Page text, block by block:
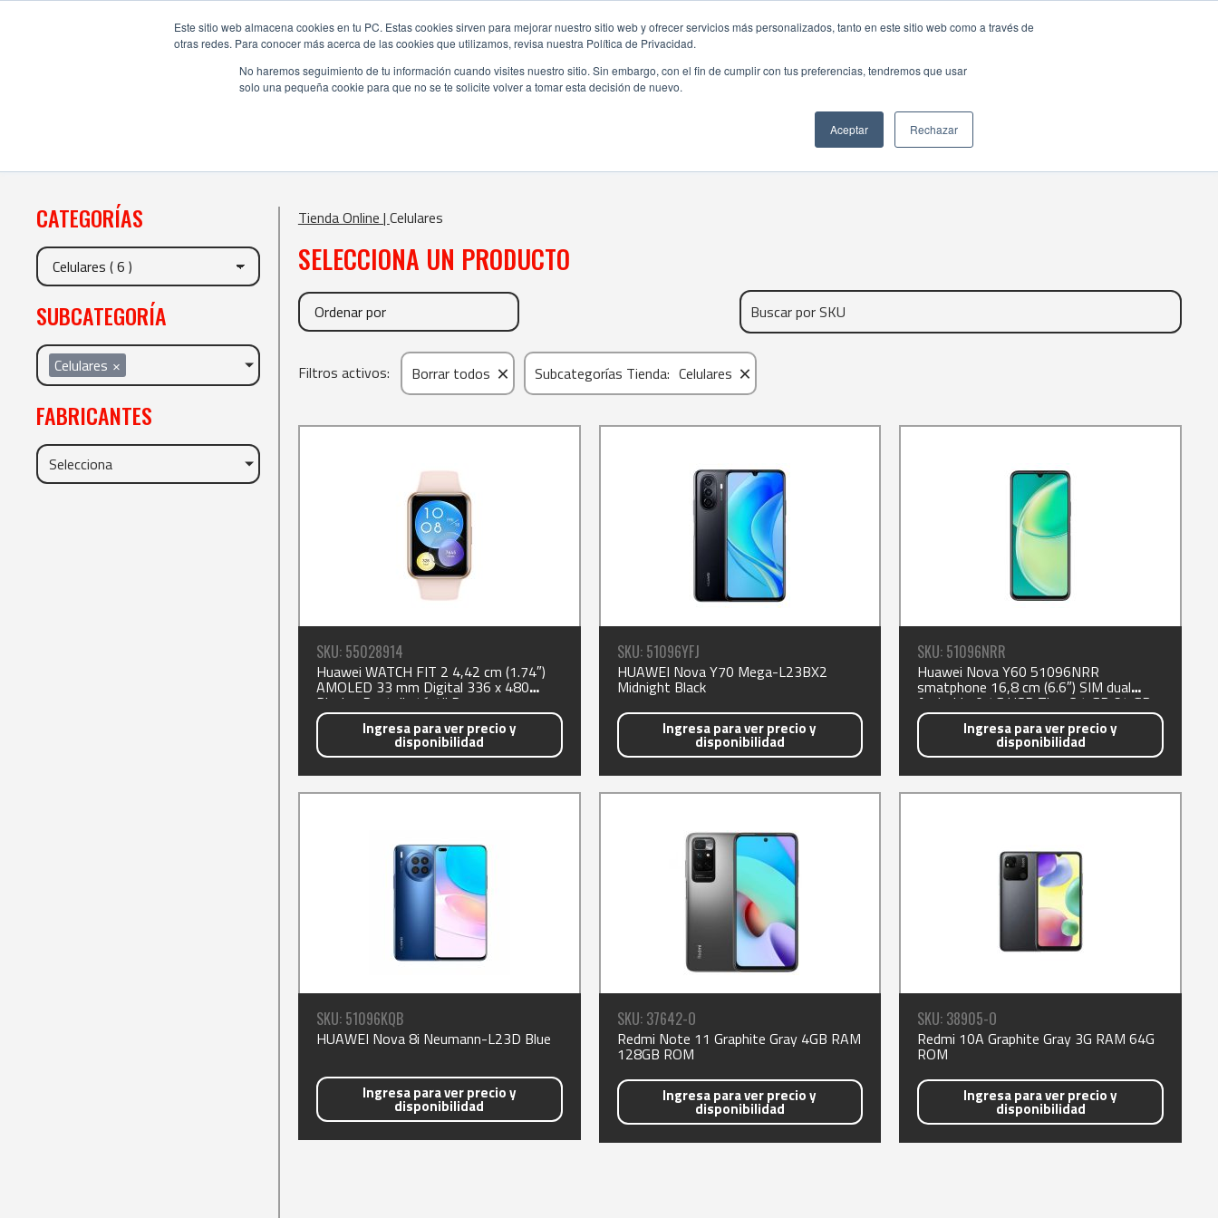
Este sitio web almacena cookies en tu PC. Estas cookies sirven para mejorar nuestro sitio web y ofrecer servicios más personalizados, tanto en este sitio web como a través de
otras redes. Para conocer más acerca de las cookies que utilizamos, revisa nuestra Política de Privacidad.
No haremos seguimiento de tu información cuando visites nuestro sitio. Sin embargo, con el fin de cumplir con tus preferencias, tendremos que usar
solo una pequeña cookie para que no se te solicite volver a tomar esta decisión de nuevo.
Aceptar Rechazar
CATEGORÍAS
SUBCATEGORÍA
Celulares ×
FABRICANTES
Selecciona
Tienda Online | Celulares
SELECCIONA UN PRODUCTO
Filtros activos: Borrar todos × Subcategorías Tienda: Celulares ×
SKU: 55028914
Huawei WATCH FIT 2 4,42 cm (1.74″)
AMOLED 33 mm Digital 336 x 480
Pixeles Pantalla táctil Rosa
Ingresa para ver precio y
disponibilidad
SKU: 51096YFJ
HUAWEI Nova Y70 Mega-L23BX2
Midnight Black
Ingresa para ver precio y
disponibilidad
SKU: 51096NRR
Huawei Nova Y60 51096NRR
smatphone 16,8 cm (6.6″) SIM dual
Android 10 4G USB Tipo C 4 GB 64 GB
5000 mAh Negro
Ingresa para ver precio y
disponibilidad
SKU: 51096KQB
HUAWEI Nova 8i Neumann-L23D Blue
Ingresa para ver precio y
disponibilidad
SKU: 37642-O
Redmi Note 11 Graphite Gray 4GB RAM
128GB ROM
Ingresa para ver precio y
disponibilidad
SKU: 38905-O
Redmi 10A Graphite Gray 3G RAM 64G
ROM
Ingresa para ver precio y
disponibilidad